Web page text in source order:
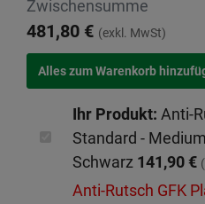
Zwischensumme
481,80 € (exkl. MwSt)
Ihr Produkt: Anti-
Standard -
Schwarz 141,90 €
Anti-Rutsch GFK